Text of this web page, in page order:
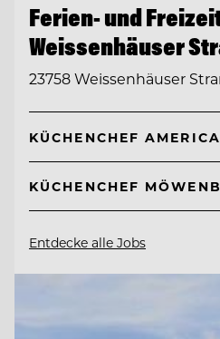
Ferien- und
Weissenhäuser
23758 Weissenhäuser
KÜCHENCHEF
KÜCHENCHEF
Entdecke alle Jobs